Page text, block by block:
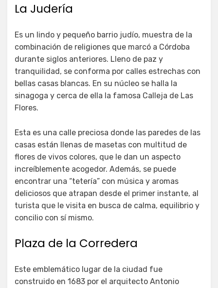
La Judería
Es un lindo y pequeño barrio judío, muestra de la
combinación de religiones que marcó a Córdoba
durante siglos anteriores. Lleno de paz y
tranquilidad, se conforma por calles estrechas con
bellas casas blancas. En su núcleo se halla la
sinagoga y cerca de ella la famosa Calleja de Las
Flores.
Esta es una calle preciosa donde las paredes de las
casas están llenas de masetas con multitud de
flores de vivos colores, que le dan un aspecto
increíblemente acogedor. Además, se puede
encontrar una “tetería” con música y aromas
deliciosos que atrapan desde el primer instante, al
turista que le visita en busca de calma, equilibrio y
concilio con sí mismo.
Plaza de la Corredera
Este emblemático lugar de la ciudad fue
construido en 1683 por el arquitecto Antonio